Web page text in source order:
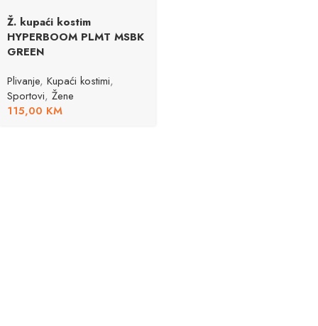
Ž. kupaći kostim
HYPERBOOM PLMT MSBK
GREEN
Plivanje, Kupaći kostimi,
Sportovi, Žene
115,00 KM